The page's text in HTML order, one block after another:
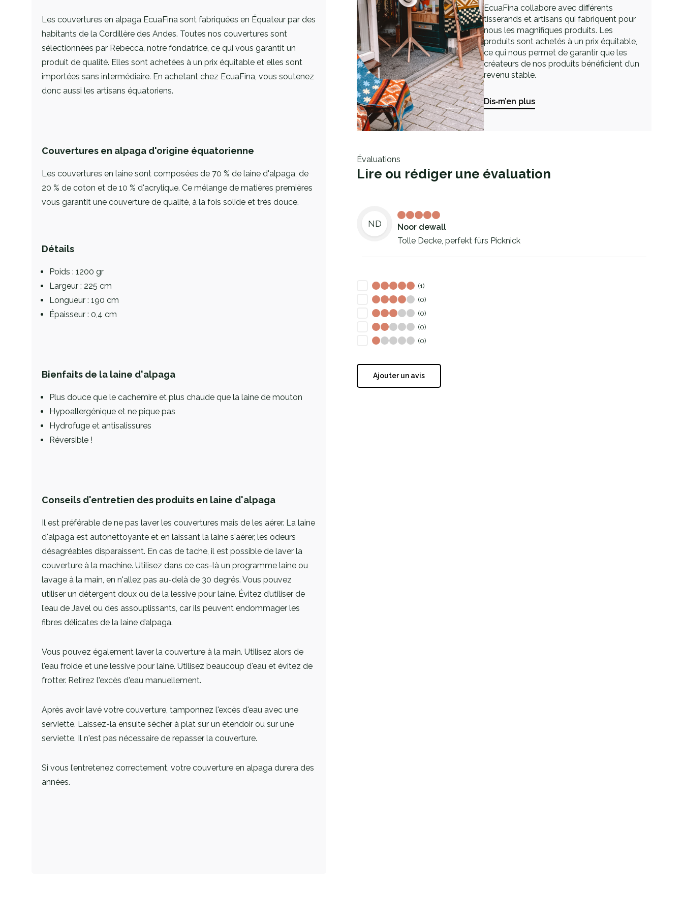
Les couvertures en alpaga EcuaFina sont fabriquées en Équateur par des
habitants de la Cordillère des Andes. Toutes nos couvertures sont
sélectionnées par Rebecca, notre fondatrice, ce qui vous garantit un
produit de qualité. Elles sont achetées à un prix équitable et elles sont
importées sans intermédiaire. En achetant chez EcuaFina, vous soutenez
donc aussi les artisans équatoriens.
Couvertures en alpaga d'origine équatorienne
Les couvertures en laine sont composées de 70 % de laine d'alpaga, de
20 % de coton et de 10 % d'acrylique. Ce mélange de matières premières
vous garantit une couverture de qualité, à la fois solide et très douce.
Détails
Poids : 1200 gr
Largeur : 225 cm
Longueur : 190 cm
Épaisseur : 0,4 cm
Bienfaits de la laine d'alpaga
Plus douce que le cachemire et plus chaude que la laine de mouton
Hypoallergénique et ne pique pas
Hydrofuge et antisalissures
Réversible !
Conseils d'entretien des produits en laine d'alpaga
Il est préférable de ne pas laver les couvertures mais de les aérer. La laine
d'alpaga est autonettoyante et en laissant la laine s'aérer, les odeurs
désagréables disparaissent. En cas de tache, il est possible de laver la
couverture à la machine. Utilisez dans ce cas-là un programme laine ou
lavage à la main, en n'allez pas au-delà de 30 degrés. Vous pouvez
utiliser un détergent doux ou de la lessive pour laine. Évitez d’utiliser de
l’eau de Javel ou des assouplissants, car ils peuvent endommager les
fibres délicates de la laine d’alpaga.
Vous pouvez également laver la couverture à la main. Utilisez alors de
l'eau froide et une lessive pour laine. Utilisez beaucoup d'eau et évitez de
frotter. Retirez l'excès d'eau manuellement.
Après avoir lavé votre couverture, tamponnez l'excès d'eau avec une
serviette. Laissez-la ensuite sécher à plat sur un étendoir ou sur une
serviette. Il n'est pas nécessaire de repasser la couverture.
Si vous l’entretenez correctement, votre couverture en alpaga durera des
années.
EcuaFina collabore avec différents
tisserands et artisans qui fabriquent pour
nous les magnifiques produits. Les
produits sont achetés à un prix équitable,
ce qui nous permet de garantir que les
créateurs de nos produits bénéficient d’un
revenu stable.
Dis‑m’en plus
Évaluations
Lire ou rédiger une évaluation
ND
Noor dewall
Tolle Decke, perfekt fürs Picknick
(1)
(0)
(0)
(0)
(0)
Ajouter un avis